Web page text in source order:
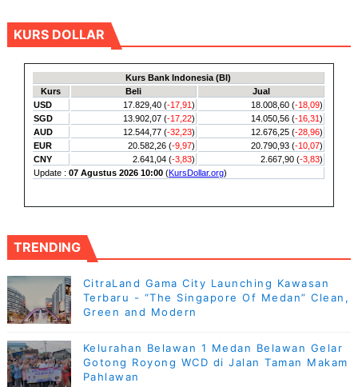
KURS DOLLAR
TRENDING
CitraLand Gama City Launching Kawasan
Terbaru - “The Singapore Of Medan” Clean,
Green and Modern
Kelurahan Belawan 1 Medan Belawan Gelar
Gotong Royong WCD di Jalan Taman Makam
Pahlawan